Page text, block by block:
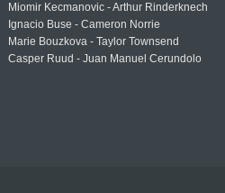
Miomir Kecmanovic - Arthur Rinderknech
Ignacio Buse - Cameron Norrie
Marie Bouzkova - Taylor Townsend
Casper Ruud - Juan Manuel Cerundolo